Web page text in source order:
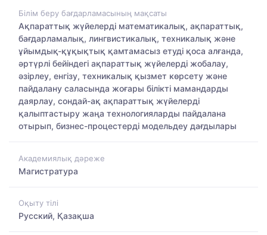
Білім беру бағдарламасының мақсаты
Ақпараттық жүйелерді математикалық, ақпараттық,
бағдарламалық, лингвистикалық, техникалық және
ұйымдық-құқықтық қамтамасыз етуді қоса алғанда,
әртүрлі бейіндегі ақпараттық жүйелерді жобалау,
әзірлеу, енгізу, техникалық қызмет көрсету және
пайдалану саласында жоғары білікті мамандарды
даярлау, сондай-ақ ақпараттық жүйелерді
қалыптастыру жаңа технологияларды пайдалана
отырып, бизнес-процестерді модельдеу дағдылары
Академиялық дәреже
Магистратура
Оқыту тілі
Русский, Қазақша